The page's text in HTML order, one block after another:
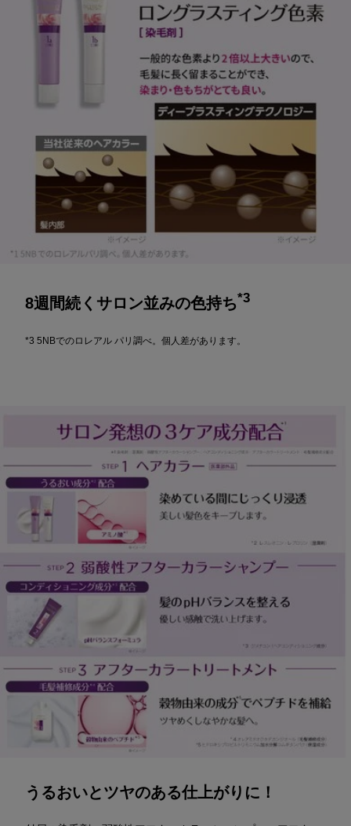
8週間続くサロン並みの色持ち*3
*3 5NBでのロレアル パリ調べ。個人差があります。
うるおいとツヤのある仕上がりに！